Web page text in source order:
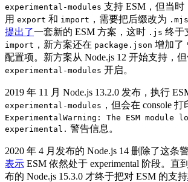
experimental-modules 支持 ESM，但当时
用 export 和 import ，需要把后缀改为 .mjs
提出了一套新的 ESM 方案，这时 .js 终于
import ，新方案还在 package.json 增加了
配置项。新方案从 Node.js 12 开始支持，
experimental-modules 开启。
2019 年 11 月 Node.js 13.2.0 发布，执行
experimental-modules ，但会在 console 打
ExperimentalWarning: The ESM module
experimental. 警告信息。
2020 年 4 月发布的 Node.js 14 删除了这条
表示 ESM 依然处于 experimental 阶段。直
布的 Node.js 15.3.0 才终于把对 ESM 的支持